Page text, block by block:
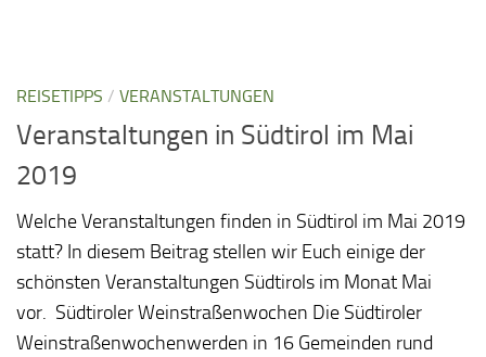
REISETIPPS / VERANSTALTUNGEN
Veranstaltungen in Südtirol im Mai
2019
Welche Veranstaltungen finden in Südtirol im Mai 2019
statt? In diesem Beitrag stellen wir Euch einige der
schönsten Veranstaltungen Südtirols im Monat Mai
vor. Südtiroler Weinstraßenwochen Die Südtiroler
Weinstraßenwochenwerden in 16 Gemeinden rund